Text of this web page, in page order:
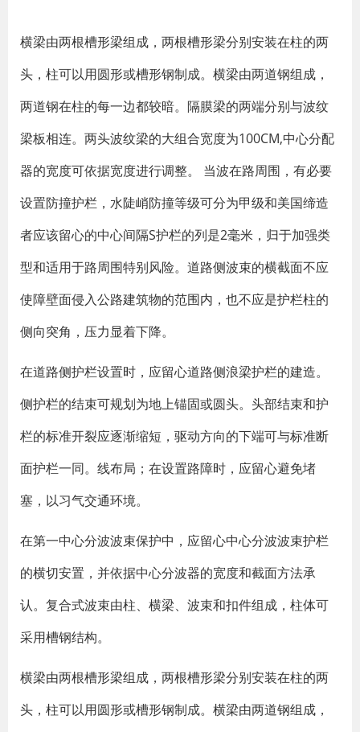
横梁由两根槽形梁组成，两根槽形梁分别安装在柱的两
头，柱可以用圆形或槽形钢制成。横梁由两道钢组成，
两道钢在柱的每一边都较暗。隔膜梁的两端分别与波纹
梁板相连。两头波纹梁的大组合宽度为100CM,中心分配
器的宽度可依据宽度进行调整。 当波在路周围，有必要
设置防撞护栏，水陡峭防撞等级可分为甲级和美国缔造
者应该留心的中心间隔S护栏的列是2毫米，归于加强类
型和适用于路周围特别风险。道路侧波束的横截面不应
使障壁面侵入公路建筑物的范围内，也不应是护栏柱的
侧向突角，压力显着下降。
在道路侧护栏设置时，应留心道路侧浪梁护栏的建造。
侧护栏的结束可规划为地上锚固或圆头。头部结束和护
栏的标准开裂应逐渐缩短，驱动方向的下端可与标准断
面护栏一同。线布局；在设置路障时，应留心避免堵
塞，以习气交通环境。
在第一中心分波波束保护中，应留心中心分波波束护栏
的横切安置，并依据中心分波器的宽度和截面方法承
认。复合式波束由柱、横梁、波束和扣件组成，柱体可
采用槽钢结构。
横梁由两根槽形梁组成，两根槽形梁分别安装在柱的两
头，柱可以用圆形或槽形钢制成。横梁由两道钢组成，